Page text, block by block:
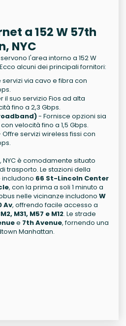
a 152 W 57th
NYC
l'area intorno a 152 W
alcuni dei principali fornitori:
servizi via cavo e fibra con
il suo servizio Fios ad alta
fino a 2,3 Gbps.
- Fornisce opzioni sia
velocità fino a 1,5 Gbps.
Offre servizi wireless fissi con
NYC è comodamente situato
trasporto. Le stazioni della
66 St-Lincoln Center
, con la prima a soli 1 minuto a
nelle vicinanze includono W
Av, offrendo facile accesso a
M31, M57 e M12. Le strade
e 7th Avenue, fornendo una
Manhattan.